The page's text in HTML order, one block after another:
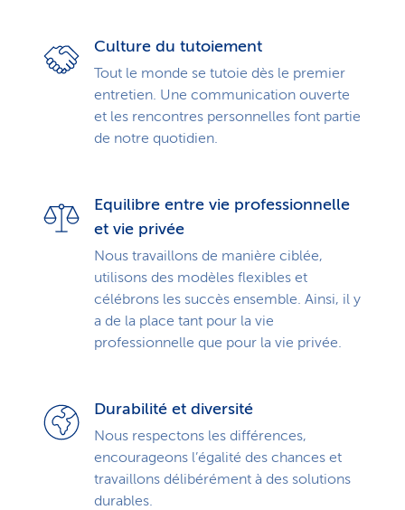
Culture du tutoiement
Tout le monde se tutoie dès le premier
entretien. Une communication ouverte
et les rencontres personnelles font partie
de notre quotidien.
Equilibre entre vie professionnelle
et vie privée
Nous travaillons de manière ciblée,
utilisons des modèles flexibles et
célébrons les succès ensemble. Ainsi, il y
a de la place tant pour la vie
professionnelle que pour la vie privée.
Durabilité et diversité
Nous respectons les différences,
encourageons l’égalité des chances et
travaillons délibérément à des solutions
durables.